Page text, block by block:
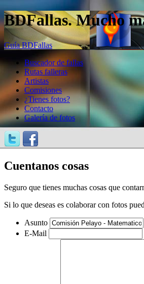
BDFallas. Mucho
Guía BDFallas
Buscador de fallas
Rutas falleras
Artistas
Comisiones
¿Tienes fotos?
Contacto
Galería de fotos
Cuentanos cosas
Seguro que tienes muchas cosas que
Si lo que deseas es colaborar con fotos
Asunto
E-Mail